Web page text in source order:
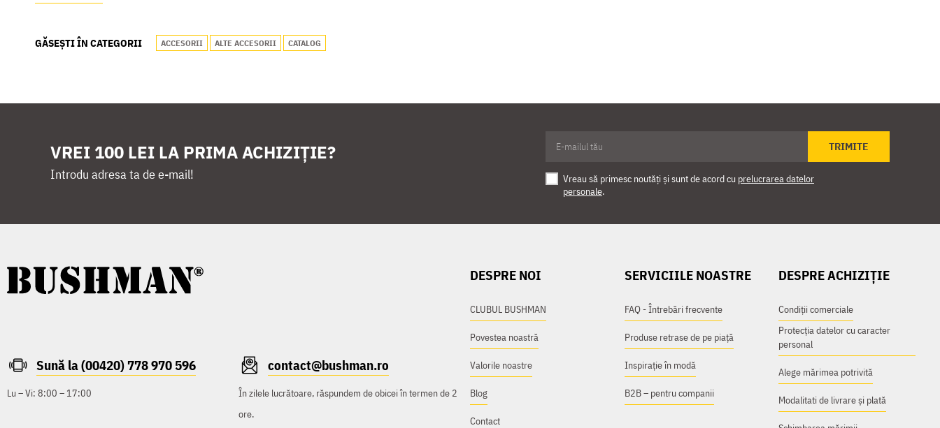
GĂSEȘTI ÎN CATEGORII ACCESORII ALTE ACCESORII CATALOG
VREI 100 LEI LA PRIMA ACHIZIȚIE?
Introdu adresa ta de e-mail!
TRIMITE
Vreau să primesc noutăți și sunt de acord cu prelucrarea datelor
personale.
Sună la (00420) 778 970 596
Lu – Vi: 8:00 – 17:00
contact@bushman.ro
În zilele lucrătoare, răspundem de obicei în termen de 2
ore.
DESPRE NOI
CLUBUL BUSHMAN
Povestea noastră
Valorile noastre
Blog
Contact
SERVICIILE NOASTRE
FAQ - Întrebări frecvente
Produse retrase de pe piață
Inspirație în modă
B2B – pentru companii
DESPRE ACHIZIȚIE
Condiții comerciale
Protecția datelor cu caracter
personal
Alege mărimea potrivită
Modalitati de livrare și plată